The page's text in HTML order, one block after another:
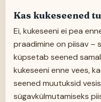
Kas kukeseened
Ei, kukeseeni ei pea
praadimine on piisav –
küpsetab seened
kukeseeni enne vees,
seened muutuksid
sügavkülmutamiseks